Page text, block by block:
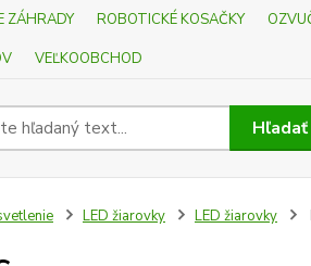
ZÁHRADY ROBOTICKÉ KOSAČKY
VEĽKOOBCHOD
Hľadať
LED žiarovky LED žiarovky